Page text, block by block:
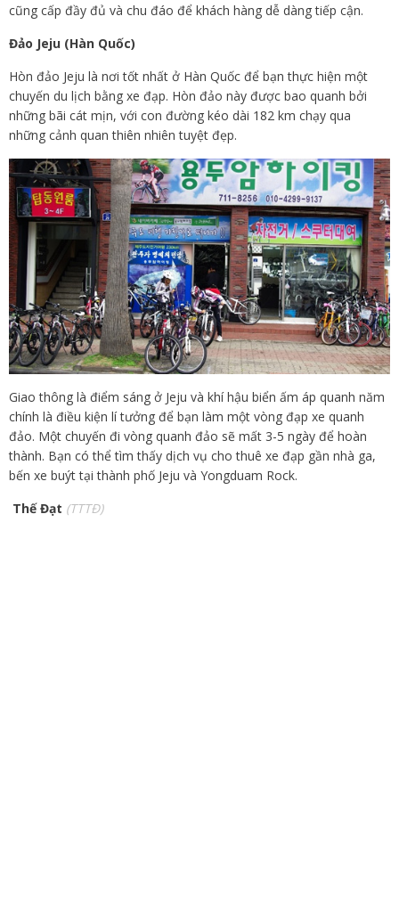
cũng cấp đầy đủ và chu đáo để khách hàng dễ dàng tiếp cận.
Đảo Jeju (Hàn Quốc)
Hòn đảo Jeju là nơi tốt nhất ở Hàn Quốc để bạn thực hiện một
chuyến du lịch bằng xe đạp. Hòn đảo này được bao quanh bởi
những bãi cát mịn, với con đường kéo dài 182 km chạy qua
những cảnh quan thiên nhiên tuyệt đẹp.
Giao thông là điểm sáng ở Jeju và khí hậu biển ấm áp quanh năm
chính là điều kiện lí tưởng để bạn làm một vòng đạp xe quanh
đảo. Một chuyến đi vòng quanh đảo sẽ mất 3-5 ngày để hoàn
thành. Bạn có thể tìm thấy dịch vụ cho thuê xe đạp gần nhà ga,
bến xe buýt tại thành phố Jeju và Yongduam Rock.
Thế Đạt (TTTĐ)